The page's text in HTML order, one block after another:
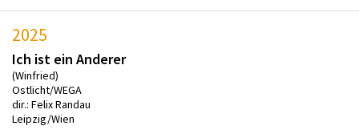
2025
Ich ist ein Anderer
(Winfried)
Ostlicht/WEGA
dir.: Felix Randau
Leipzig/Wien